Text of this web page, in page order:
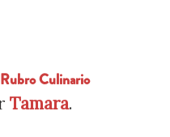
Culinario
Tamara.